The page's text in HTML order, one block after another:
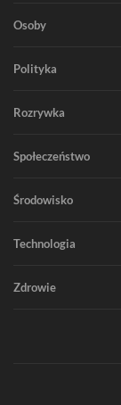
Osoby
Polityka
Rozrywka
Społeczeństwo
Środowisko
Technologia
Zdrowie